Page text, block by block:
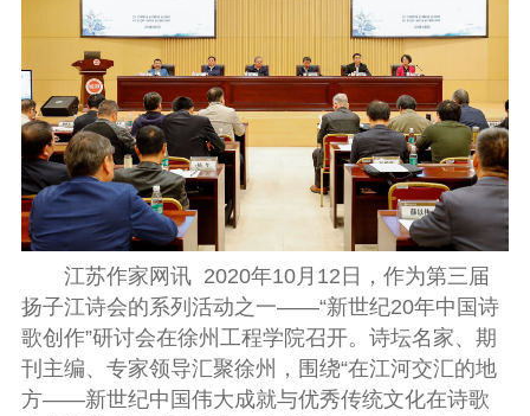
江苏作家网讯 2020年10月 12 日，作为第三届
扬子江诗会的系列活动之一——“新世纪20年中国诗
歌创作”研讨会在徐州工程学院召开。诗坛名家、期
刊主编、专家领导汇聚徐州，围绕“在江河交汇的地
方——新世纪中国伟大成就与优秀传统文化在诗歌